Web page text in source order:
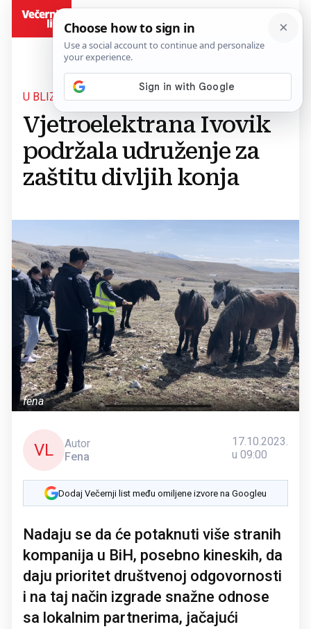
U BLIZINI GRADA LIVNA
Vjetroelektrana Ivovik
podržala udruženje za
zaštitu divljih konja
fena
VL
Autor
Fena
17.10.2023.
u 09:00
Dodaj Večernji list među omiljene izvore na Googleu
Nadaju se da će potaknuti više stranih
kompanija u BiH, posebno kineskih, da
daju prioritet društvenoj odgovornosti
i na taj način izgrade snažne odnose
sa lokalnim partnerima, jačajući